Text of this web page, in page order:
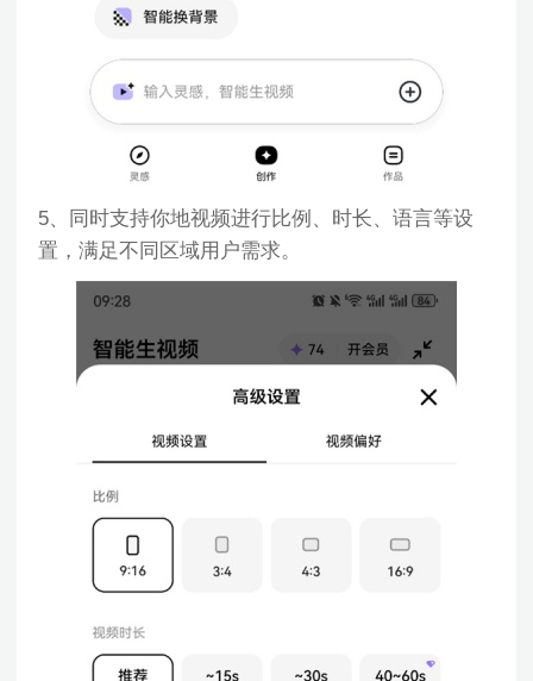
5、同时支持你地视频进行比例、时长、语言等设
置，满足不同区域用户需求。